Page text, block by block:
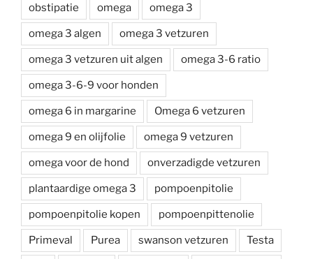
obstipatie omega omega 3
omega 3 algen omega 3 vetzuren
omega 3 vetzuren uit algen omega 3-6 ratio
omega 3-6-9 voor honden
omega 6 in margarine Omega 6 vetzuren
omega 9 en olijfolie omega 9 vetzuren
omega voor de hond onverzadigde vetzuren
plantaardige omega 3 pompoenpitolie
pompoenpitolie kopen pompoenpittenolie
Primeval Purea swanson vetzuren Testa